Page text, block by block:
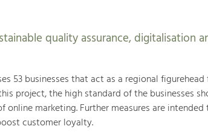
quality assurance, digitalisation
53 businesses that act as a regional figurehead
project, the high standard of the businesses
marketing. Further measures are
customer loyalty.